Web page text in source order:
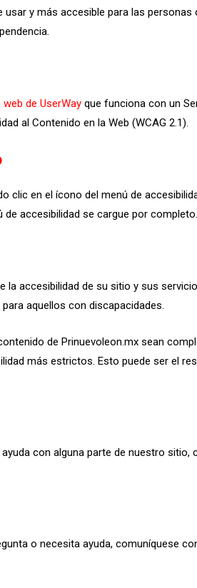
y más accesible para las
de UserWay que funciona con un
al Contenido en la Web (WCAG 2.1).
clic en el ícono del menú de
accesibilidad se cargue por completo.
accesibilidad de su sitio y sus
aquellos con discapacidades.
de Prinuevoleon.mx sean
más estrictos. Esto puede ser el
con alguna parte de nuestro
o necesita ayuda, comuníquese